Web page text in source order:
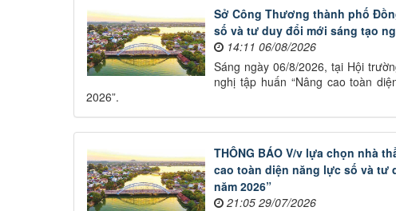
Sở Công Thương thành phố
số và tư duy đổi mới sáng tạo
14:11 06/08/2026
Sáng ngày 06/8/2026, tại Hội
nghị tập huấn “Nâng cao toàn
2026”.
THÔNG BÁO V/v lựa chọn nhà
cao toàn diện năng lực số và tư
năm 2026”
21:05 29/07/2026